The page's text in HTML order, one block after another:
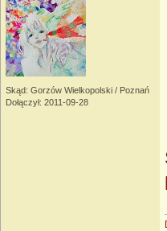
Skąd: Gorzów Wielkopolski / Poznań
Dołączył: 2011-09-28